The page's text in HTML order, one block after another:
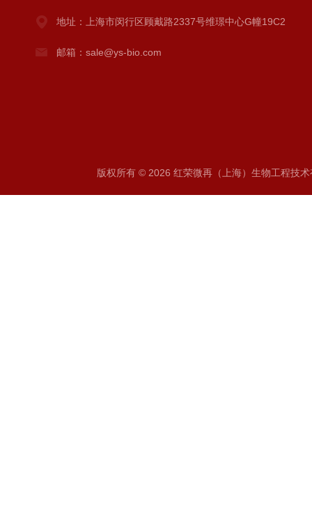
地址：上海市闵行区顾戴路2337号维璟中心G幢19C2
邮箱：sale@ys-bio.com
版权所有 © 2026 红荣微再（上海）生物工程技